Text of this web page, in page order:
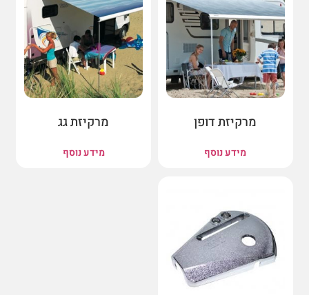
מרקיזת דופן
מידע נוסף
מרקיזת גג
מידע נוסף